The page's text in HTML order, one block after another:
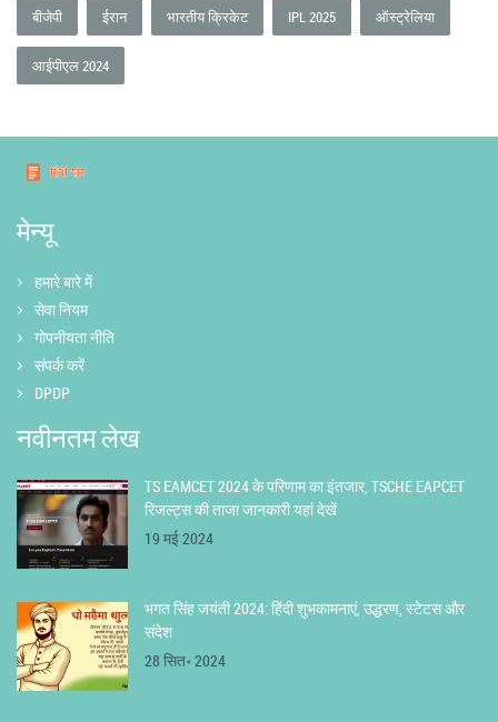
बीजेपी ईरान भारतीय क्रिकेट IPL 2025 ऑस्ट्रेलिया
आईपीएल 2024
मेन्यू
हमारे बारे में
सेवा नियम
गोपनीयता नीति
संपर्क करें
DPDP
नवीनतम लेख
TS EAMCET 2024 के परिणाम का इंतजार, TSCHE EAPCET
रिजल्ट्स की ताजा जानकारी यहां देखें
19 मई 2024
भगत सिंह जयंती 2024: हिंदी शुभकामनाएं, उद्धरण, स्टेटस और
संदेश
28 सित॰ 2024